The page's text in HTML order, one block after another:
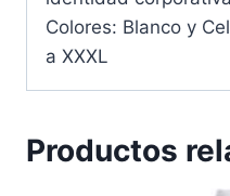
Colores: Blanco y
a XXXL
Productos